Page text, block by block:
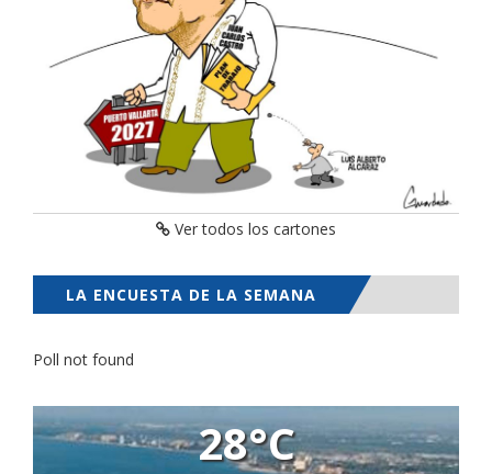
Ver todos los cartones
LA ENCUESTA DE LA SEMANA
Poll not found
28°C